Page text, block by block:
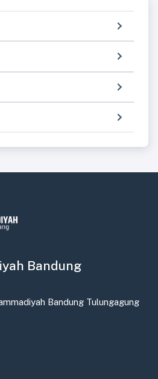
Bandung
Bandung Tulungagung